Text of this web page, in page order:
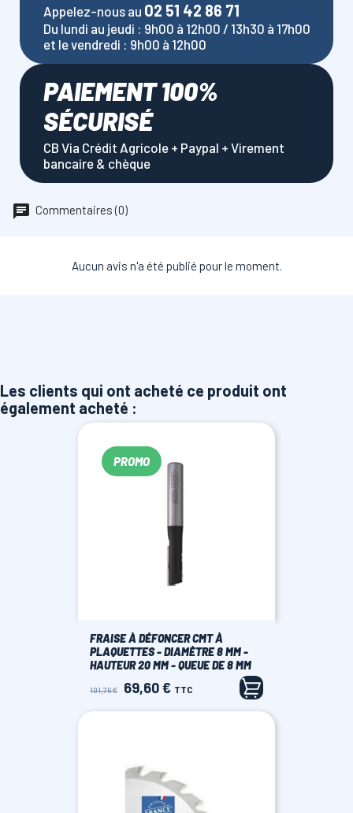
Appelez-nous au 02 51 42 86 71
Du lundi au jeudi : 9h00 à 12h00 / 13h30 à 17h00
et le vendredi : 9h00 à 12h00
PAIEMENT 100%
SÉCURISÉ
CB Via Crédit Agricole + Paypal + Virement
bancaire & chèque
Commentaires (0)
Aucun avis n'a été publié pour le moment.
Les clients qui ont acheté ce produit ont
également acheté :
PROMO
FRAISE À DÉFONCER CMT À
PLAQUETTES - DIAMÈTRE 8 MM -
HAUTEUR 20 MM - QUEUE DE 8 MM
Prix
101,76 € Prix
69,60 € TTC